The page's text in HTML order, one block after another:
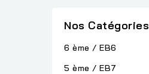
Nos Catégories
6 ème / EB6
5 ème / EB7